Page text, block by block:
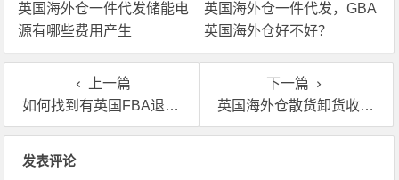
英国海外仓一件代发储能电
源有哪些费用产生
英国海外仓一件代发，GBA
英国海外仓好不好？
上一篇
如何找到有英国FBA退货换标服务的公司？
下一篇
英国海外仓散货卸货收费标准是多少
发表评论